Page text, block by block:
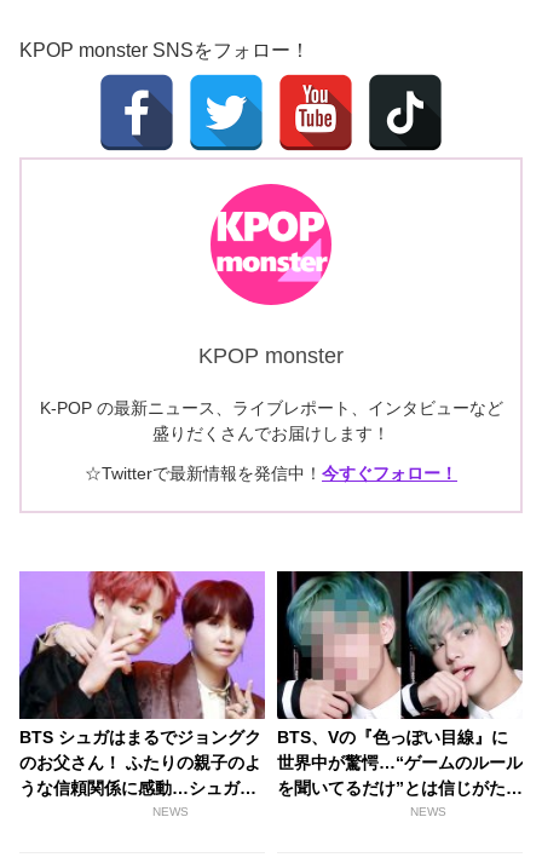
KPOP monster SNSをフォロー！
KPOP monster
K-POP の最新ニュース、ライブレポート、インタビューなど
盛りだくさんでお届けします！
☆Twitterで最新情報を発信中！ 今すぐフォロー！
BTS シュガはまるでジョングク
のお父さん！ ふたりの親子のよ
うな信頼関係に感動…シュガが
見せる愛情深い言葉の数々が話
NEWS
BTS、Vの『色っぽい目線』に
世界中が驚愕…“ゲームのルール
を聞いてるだけ”とは信じがたい
色気でK-POPファンに衝撃を与
NEWS